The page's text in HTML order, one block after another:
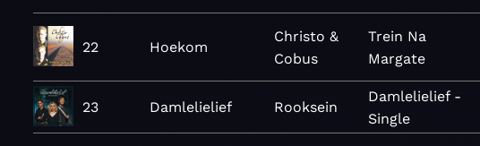
22 Hoekom
Christo &
Cobus
Trein Na
Margate
23 Damlelielief Rooksein
Damlelielief -
Single